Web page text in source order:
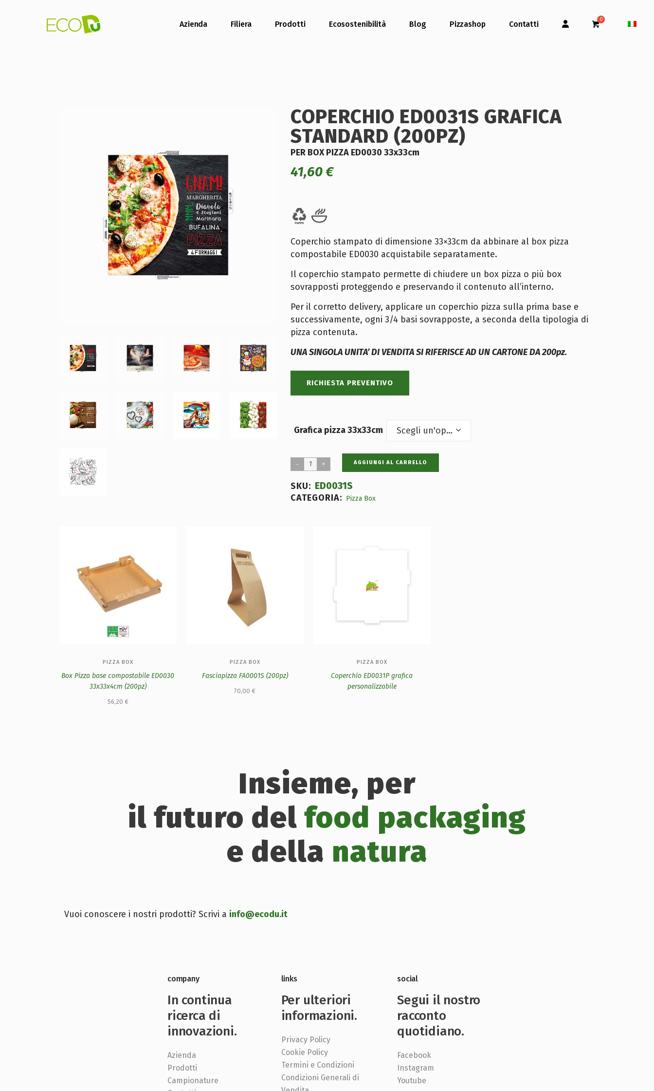
Azienda Filiera Prodotti Ecosostenibilità Blog Pizzashop Contatti
COPERCHIO ED0031S GRAFICA
STANDARD (200PZ)
PER BOX PIZZA ED0030 33x33cm
41,60€
Coperchio stampato di dimensione 33×33cm da abbinare al box pizza
compostabile ED0030 acquistabile separatamente.
Il coperchio stampato permette di chiudere un box pizza o più box
sovrapposti proteggendo e preservando il contenuto all’interno.
Per il corretto delivery, applicare un coperchio pizza sulla prima base e
successivamente, ogni 3/4 basi sovrapposte, a seconda della tipologia di
pizza contenuta.
UNA SINGOLA UNITA’ DI VENDITA SI RIFERISCE AD UN CARTONE DA 200pz.
RICHIESTA PREVENTIVO
Grafica pizza 33x33cm Scegli un'opzione
AGGIUNGI AL CARRELLO
SKU: ED0031S
CATEGORIA: Pizza Box
PIZZA BOX
Box Pizza base compostabile ED0030
33x33x4cm (200pz)
56,20 €
PIZZA BOX
Fasciapizza FA0001S (200pz)
70,00€
PIZZA BOX
Coperchio ED0031P grafica
personalizzabile
Insieme, per
il futuro delfood packaging
e della natura
Vuoi conoscere i nostri prodotti? Scrivi a info@ecodu.it
company
In continua
ricerca di
innovazioni.
Azienda
Prodotti
Campionature
links
Per ulteriori
informazioni.
Privacy Policy
Cookie Policy
Termini e Condizioni
Condizioni Generali di
social
Segui il nostro
racconto
quotidiano.
Facebook
Instagram
Youtube